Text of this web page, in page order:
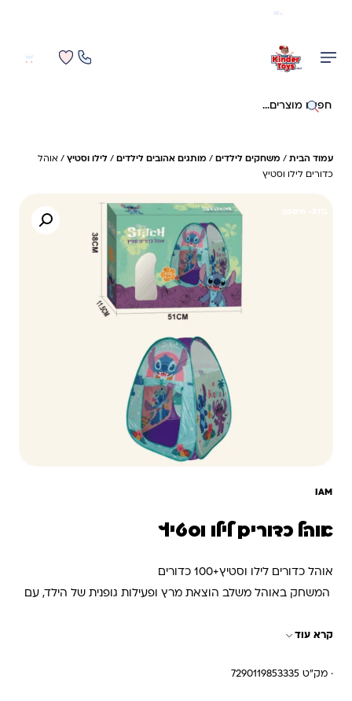
חיפוש באתר
עמוד הבית / משחקים לילדים / מותגים אהובים לילדים / לילו וסטיץ / אוהל
כדורים לילו וסטיץ
IAM
אוהל כדורים לילו וסטיץ
אוהל כדורים לילו וסטיץ+100 כדורים
המשחק באוהל משלב הוצאת מרץ ופעילות גופנית של הילד, עם
לאחסון בבית ונוח לנשיאה מחוץ לבית.
לפעוטות תחושה של “מקום משלהם”, ולא פעם ניתן לראות את
קרא עוד
· מק"ט 7290119853335